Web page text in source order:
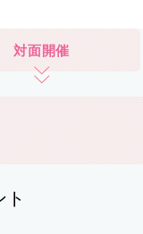
対面開催